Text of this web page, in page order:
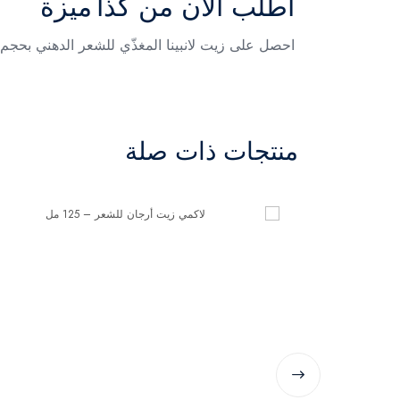
احصل على زيت لانبينا المغذّي للشعر الدهني بحجم 20 مل – لعناية دقيقة بفروة نظيفة وشعر أكثر صحة وكثافة. اطلب اليوم وتمتّع بتوصيل
منتجات ذات صلة